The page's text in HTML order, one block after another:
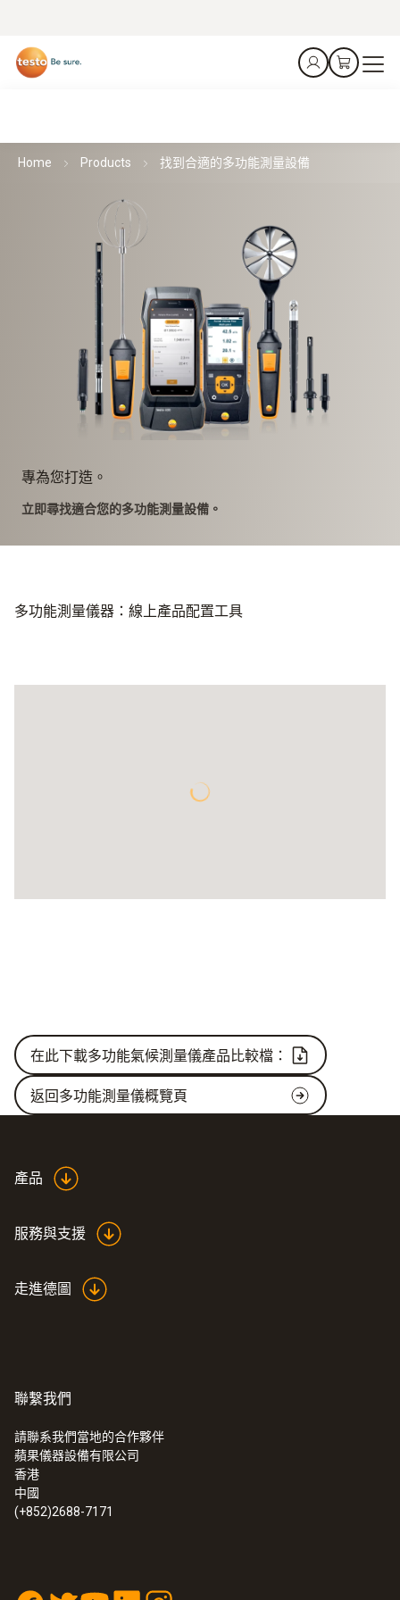
Home Products 找到合適的多功能測量設備
專為您打造。
立即尋找適合您的多功能測量設備。
多功能測量儀器：線上產品配置工具
在此下載多功能氣候測量儀產品比較檔：
返回多功能測量儀概覽頁
產品
服務與支援
走進德圖
聯繫我們
請聯系我們當地的合作夥伴
蘋果儀器設備有限公司
香港
中國
(+852)2688-7171